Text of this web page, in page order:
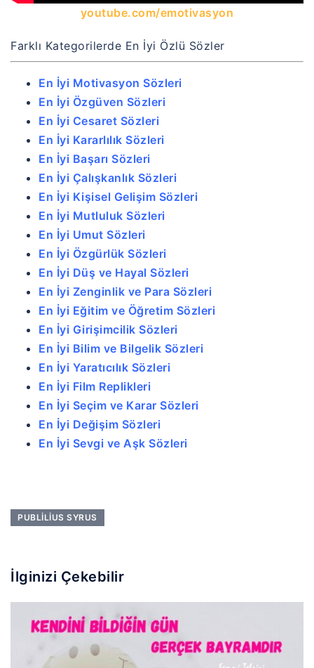
youtube.com/emotivasyon
Farklı Kategorilerde En İyi Özlü Sözler
En İyi Motivasyon Sözleri
En İyi Özgüven Sözleri
En İyi Cesaret Sözleri
En İyi Kararlılık Sözleri
En İyi Başarı Sözleri
En İyi Çalışkanlık Sözleri
En İyi Kişisel Gelişim Sözleri
En İyi Mutluluk Sözleri
En İyi Umut Sözleri
En İyi Özgürlük Sözleri
En İyi Düş ve Hayal Sözleri
En İyi Zenginlik ve Para Sözleri
En İyi Eğitim ve Öğretim Sözleri
En İyi Girişimcilik Sözleri
En İyi Bilim ve Bilgelik Sözleri
En İyi Yaratıcılık Sözleri
En İyi Film Replikleri
En İyi Seçim ve Karar Sözleri
En İyi Değişim Sözleri
En İyi Sevgi ve Aşk Sözleri
PUBLILIUS SYRUS
İlginizi Çekebilir